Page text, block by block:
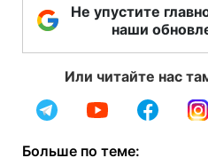
Не упустите
наши
Или читайте нас
Больше по теме: